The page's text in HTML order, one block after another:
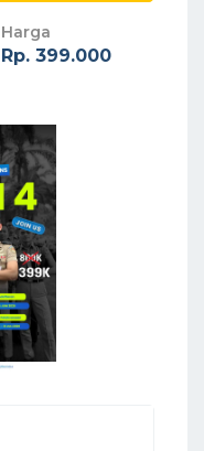
Harga
Rp. 399.000